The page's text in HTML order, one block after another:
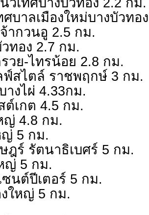
บาลเมืองใหม่บางบัวทอ
ากวนอู 2.5 กม.
ทอง 2.7 กม.
วย-ไทรน้อย 2.8 กม.
สไตล์ ราชพฤกษ์ 3 กม.
างไผ่ 4.33กม.
ต์เกต 4.5 กม.
ญ่ 4.8 กม.
5 กม.
ฎร์ รัตนาธิเบศร์ 5 กม.
ญ่ 5 กม.
นต์ปีเตอร์ 5 กม.
ใหญ่ 5 กม.